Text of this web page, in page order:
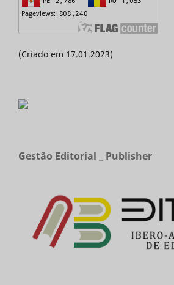
(Criado em 17.01.2023)
Gestão Editorial _ Publisher